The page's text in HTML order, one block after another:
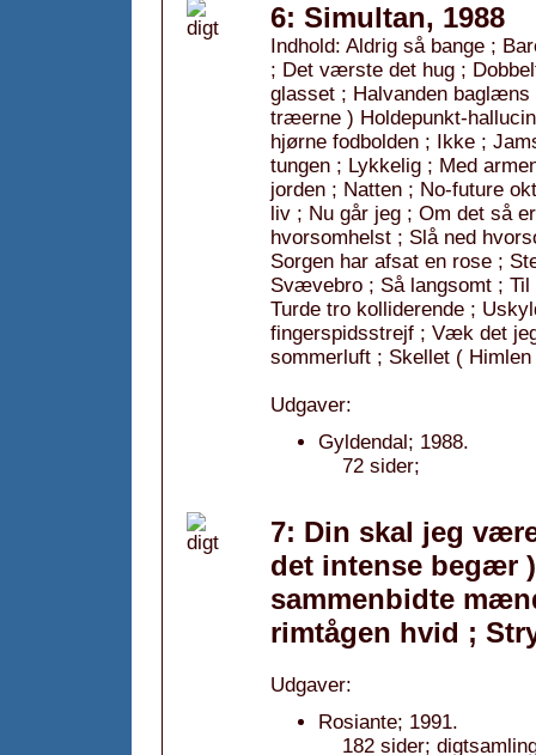
6: Simultan, 1988
Indhold: Aldrig så bange ;
; Det værste det hug ;
glasset ; Halvanden
træerne ) Holdepunkt-
hjørne fodbolden ; Ikke ;
tungen ; Lykkelig ; Med
jorden ; Natten ; No-future
liv ; Nu går jeg ; Om det så
hvorsomhelst ; Slå ned
Sorgen har afsat en rose ;
Svævebro ; Så langsomt ;
Turde tro kolliderende ;
fingerspidsstrejf ; Væk det
sommerluft ; Skellet (
Udgaver:
Gyldendal; 1988.
72 sider;
7: Din skal jeg
det intense begær
sammenbidte
rimtågen hvid ;
Udgaver:
Rosiante; 1991.
182 sider;